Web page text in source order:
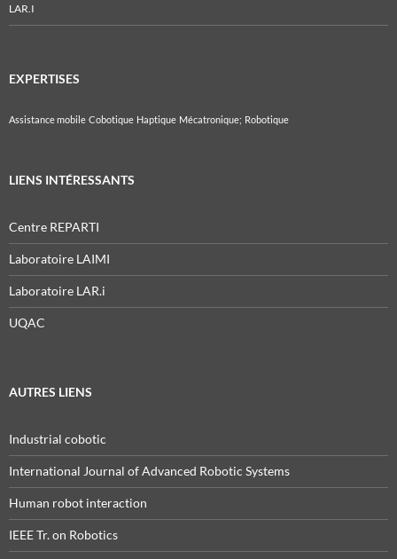
LAR.I
EXPERTISES
Assistance mobile Cobotique Haptique Mécatronique; Robotique
LIENS INTÉRESSANTS
Centre REPARTI
Laboratoire LAIMI
Laboratoire LAR.i
UQAC
AUTRES LIENS
Industrial cobotic
International Journal of Advanced Robotic Systems
Human robot interaction
IEEE Tr. on Robotics